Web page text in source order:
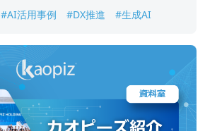
#AI活用事例 #DX推進 #生成AI